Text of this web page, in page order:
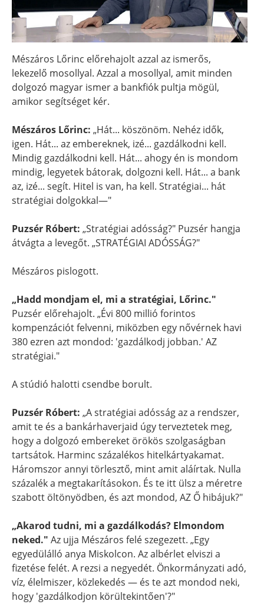
Mészáros Lőrinc előrehajolt azzal az ismerős,
lekezelő mosollyal. Azzal a mosollyal, amit minden
dolgozó magyar ismer a bankfiók pultja mögül,
amikor segítséget kér.
Mészáros Lőrinc: „Hát... köszönöm. Nehéz idők,
igen. Hát... az embereknek, izé... gazdálkodni kell.
Mindig gazdálkodni kell. Hát... ahogy én is mondom
mindig, legyetek bátorak, dolgozni kell. Hát... a bank
az, izé... segít. Hitel is van, ha kell. Stratégiai... hát
stratégiai dolgokkal—"
Puzsér Róbert: „Stratégiai adósság?" Puzsér hangja
átvágta a levegőt. „STRATÉGIAI ADÓSSÁG?"
Mészáros pislogott.
„Hadd mondjam el, mi a stratégiai, Lőrinc."
Puzsér előrehajolt. „Évi 800 millió forintos
kompenzációt felvenni, miközben egy nővérnek havi
380 ezren azt mondod: 'gazdálkodj jobban.' AZ
stratégiai."
A stúdió halotti csendbe borult.
Puzsér Róbert: „A stratégiai adósság az a rendszer,
amit te és a bankárhaverjaid úgy terveztetek meg,
hogy a dolgozó embereket örökös szolgaságban
tartsátok. Harminc százalékos hitelkártyakamat.
Háromszor annyi törlesztő, mint amit aláírtak. Nulla
százalék a megtakarításokon. És te itt ülsz a méretre
szabott öltönyödben, és azt mondod, AZ Ő hibájuk?"
„Akarod tudni, mi a gazdálkodás? Elmondom
neked." Az ujja Mészáros felé szegezett. „Egy
egyedülálló anya Miskolcon. Az albérlet elviszi a
fizetése felét. A rezsi a negyedét. Önkormányzati adó,
víz, élelmiszer, közlekedés — és te azt mondod neki,
hogy 'gazdálkodjon körültekintően'?"